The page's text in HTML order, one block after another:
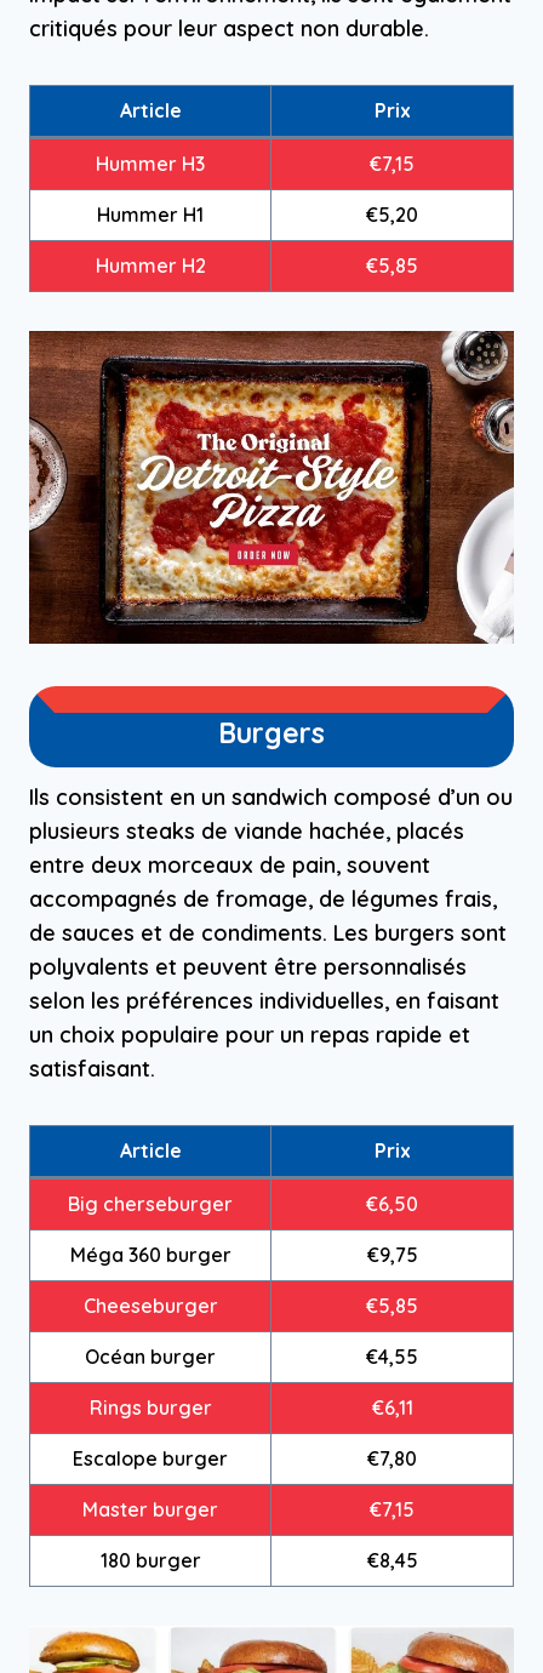
critiqués pour leur aspect non durable.
Article Prix
Hummer H3 €7,15
Hummer H1 €5,20
Hummer H2 €5,85
Burgers
Ils consistent en un sandwich composé d’un ou
plusieurs steaks de viande hachée, placés
entre deux morceaux de pain, souvent
accompagnés de fromage, de légumes frais,
de sauces et de condiments. Les burgers sont
polyvalents et peuvent être personnalisés
selon les préférences individuelles, en faisant
un choix populaire pour un repas rapide et
satisfaisant.
Article Prix
Big cherseburger €6,50
Méga 360 burger €9,75
Cheeseburger €5,85
Océan burger €4,55
Rings burger €6,11
Escalope burger €7,80
Master burger €7,15
180 burger €8,45